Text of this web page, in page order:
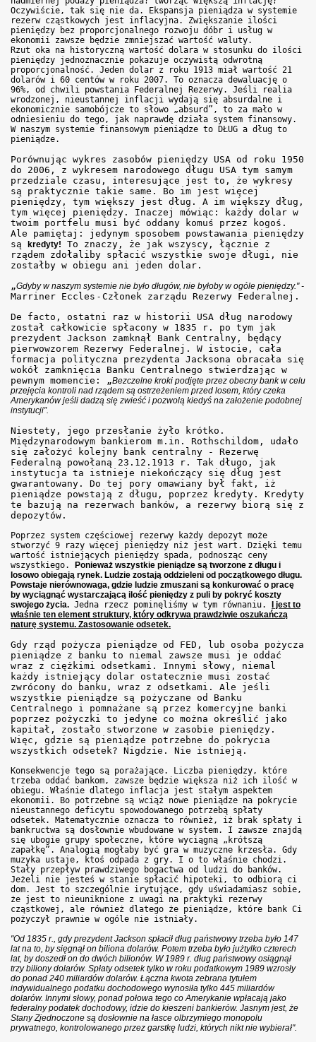
Oczywiście, tak się nie da. Ekspansja pieniądza w systemie
rezerw cząstkowych jest inflacyjna. Zwiększanie ilości
pieniędzy bez proporcjonalnego rozwoju dóbr i usług w
ekonomii zawsze będzie zmniejszać wartość waluty.
Rzut oka na historyczną wartość dolara w stosunku do ilości
pieniędzy jednoznacznie pokazuje oczywistą odwrotną
proporcjonalność. Jeden dolar z roku 1913 miał wartość 21
dolarów i 60 centów w roku 2007. To oznacza dewaluację o
96%, od chwili powstania Federalnej Rezerwy. Jeśli realia
wrodzonej, nieustannej inflacji wydają się absurdalne i
ekonomicznie samobójcze to słowo „absurd”, to za mało w
odniesieniu do tego, jak naprawdę działa system finansowy.
W naszym systemie finansowym pieniądze to DŁUG a dług to
pieniądze.
Porównując wykres zasobów pieniędzy USA od roku 1950
do 2006, z wykresem narodowego długu USA tym samym
przedziale czasu, interesujące jest to, że wykresy
są praktycznie takie same. Bo im jest więcej
pieniędzy, tym większy jest dług. A im większy dług,
tym więcej pieniędzy. Inaczej mówiąc: każdy dolar w
twoim portfelu musi być oddany komuś przez kogoś.
Ale pamiętaj: jedynym sposobem powstawania pieniędzy
są
kredyty!
To znaczy, że jak wszyscy, łącznie z
rządem zdołaliby spłacić wszystkie swoje długi, nie
zostałby w obiegu ani jeden dolar.
„Gdyby w naszym systemie nie było długów, nie byłoby w ogóle pieniędzy." -
Marriner Eccles - Członek zarządu Rezerwy Federalnej.
De facto, ostatni raz w historii USA dług narodowy
został całkowicie spłacony w 1835 r. po tym jak
prezydent Jackson zamknął Bank Centralny, będący
pierwowzorem Rezerwy Federalnej. W istocie, cała
formacja polityczna prezydenta Jacksona obracała się
wokół zamknięcia Banku Centralnego stwierdzając w
pewnym momencie: „Bezczelne kroki podjęte przez obecny bank w celu
przejęcia kontroli nad rządem są ostrzeżeniem przed losem, który czeka
Amerykanów jeśli dadzą się zwieść i pozwolą kiedyś na założenie podobnej
instytucji”.
Niestety, jego przesłanie żyło krótko.
Międzynarodowym bankierom m.in. Rothschildom, udało
się założyć kolejny bank centralny - Rezerwę
Federalną powołaną 23.12.1913 r. Tak długo, jak
instytucja ta istnieje niekończący się dług jest
gwarantowany. Do tej pory omawiany był fakt, iż
pieniądze powstają z długu, poprzez kredyty. Kredyty
te bazują na rezerwach banków, a rezerwy biorą się z
depozytów.
Poprzez system częściowej rezerwy każdy depozyt może
stworzyć 9 razy więcej pieniędzy niż jest wart. Dzięki temu
wartość istniejących pieniędzy spada, podnosząc ceny
wszystkiego.
Ponieważ wszystkie pieniądze są tworzone z długu i
losowo obiegają rynek. Ludzie zostają oddzieleni od początkowego długu.
Powstaje nierównowaga, gdzie ludzie zmuszani są konkurować o pracę
by wyciągnąć wystarczającą ilość pieniędzy z puli by pokryć koszty
swojego życia. Jedna rzecz pominęliśmy w tym równaniu.
I jest to
właśnie ten element struktury, który odkrywa prawdziwie oszukańczą
naturę systemu. Zastosowanie odsetek.
Gdy rząd pożycza pieniądze od FED, lub osoba pożycza
pieniądze z banku to niemal zawsze musi je oddać
wraz z ciężkimi odsetkami. Innymi słowy, niemal
każdy istniejący dolar ostatecznie musi zostać
zwrócony do banku, wraz z odsetkami. Ale jeśli
wszystkie pieniądze są pożyczane od Banku
Centralnego i pomnażane są przez komercyjne banki
poprzez pożyczki to jedyne co można określić jako
kapitał, zostało stworzone w zasobie pieniędzy.
Więc, gdzie są pieniądze potrzebne do pokrycia
wszystkich odsetek? Nigdzie. Nie istnieją.
Konsekwencje tego są porażające. Liczba pieniędzy, które
trzeba oddać bankom, zawsze będzie większa niż ich ilość w
obiegu. Właśnie dlatego inflacja jest stałym aspektem
ekonomii. Bo potrzebne są wciąż nowe pieniądze na pokrycie
nieustannego deficytu spowodowanego potrzebą spłaty
odsetek. Matematycznie oznacza to również, iż brak spłaty i
bankructwa są dosłownie wbudowane w system. I zawsze znajdą
się ubogie grupy społeczne, które wyciągną „krótszą
zapałkę”. Analogią mogłaby być gra w muzyczne krzesła. Gdy
muzyka ustaje, ktoś odpada z gry. I o to właśnie chodzi.
Stały przepływ prawdziwego bogactwa od ludzi do banków.
Jeżeli nie jesteś w stanie spłacić hipoteki, to odbiorą ci
dom. Jest to szczególnie irytujące, gdy uświadamiasz sobie,
że jest to nieuniknione z uwagi na praktyki rezerwy
cząstkowej, ale również dlatego że pieniądze, które bank Ci
pożyczył prawnie w ogóle nie istniały.
"Od 1835 r., gdy prezydent Jackson spłacił dług państwowy trzeba było 147
lat na to, by sięgnął on biliona dolarów. Potem trzeba było jużtylko czterech
lat, by doszedł on do dwóch bilionów. W 1989 r. dług państwowy osiągnął
trzy biliony dolarów. Spłaty odsetek tylko w roku podatkowym 1989 wzrosły
do ponad 240 miliardów dolarów. Łączna kwota zebrana tytułem
indywidualnego podatku dochodowego wynosiła tylko 445 miliardów
dolarów. Innymi słowy, ponad połowa tego co Amerykanie wpłacają jako
federalny podatek dochodowy, idzie do kieszeni bankierów. Jasnym jest, że
Stany Zjednoczone są dosłownie na łasce olbrzymiego monopolu
prywatnego, kontrolowanego przez garstkę ludzi, których nikt nie wybierał".